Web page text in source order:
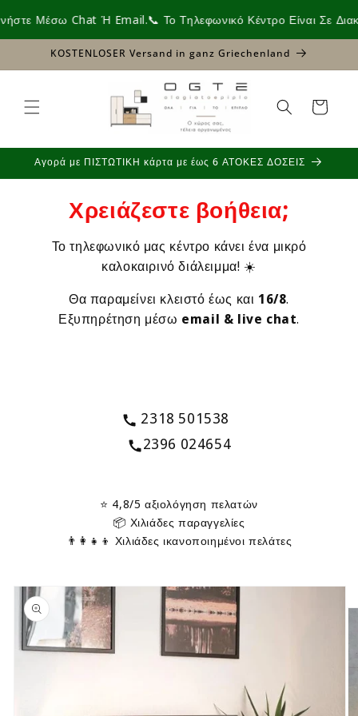
zum
Μέσω Chat Ή Email.📞 Το Τηλεφωνικό Κέντρο Είναι Σε
KOSTENLOSER Versand in ganz Griechenland
Warenkorb
Αγορά με ΠΙΣΤΩΤΙΚΗ κάρτα με έως 6 ΑΤΟΚΕΣ ΔΟΣΕΙΣ
Χρειάζεστε βοήθεια;
Το τηλεφωνικό μας κέντρο κάνει ένα μικρό
καλοκαιρινό διάλειμμα! ☀️
Θα παραμείνει κλειστό έως και 16/8.
Εξυπηρέτηση μέσω email & live chat.
2318 501538
2396 024654
⭐ 4,8/5 αξιολόγηση πελατών
📦 Χιλιάδες παραγγελίες
👨‍👩‍👧‍👦 Χιλιάδες ικανοποιημένοι πελάτες